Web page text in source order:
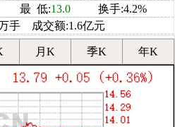
最 低:13.0
换手:4.2%
手 成交额:1.6亿元
月K 季K 年K